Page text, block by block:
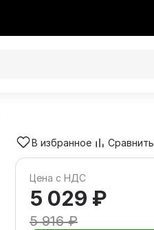
5 916 ₽
В избранное Сравнить
Цена с НДС
5 029 ₽
5 916 ₽